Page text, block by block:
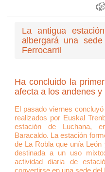
La antigua
albergará una
Ferrocarril
Ha concluido la
afecta a los andenes
El pasado viernes
realizados por Euskal
estación de Luchana,
Baracaldo. La estación
de La Robla que unía
destinada a un uso
actividad diaria de